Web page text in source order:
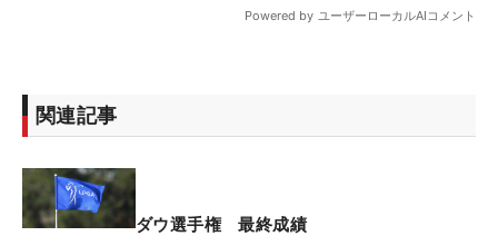
関連記事
ダウ選手権 最終成績